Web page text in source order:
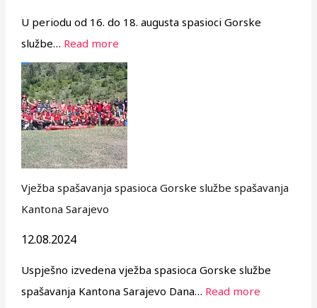
U periodu od 16. do 18. augusta spasioci Gorske
službe… Read more
Vježba spašavanja spasioca Gorske službe spašavanja
Kantona Sarajevo
12.08.2024
Uspješno izvedena vježba spasioca Gorske službe
spašavanja Kantona Sarajevo Dana… Read more